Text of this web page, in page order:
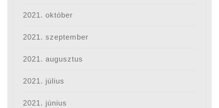
2021. október
2021. szeptember
2021. augusztus
2021. július
2021. június